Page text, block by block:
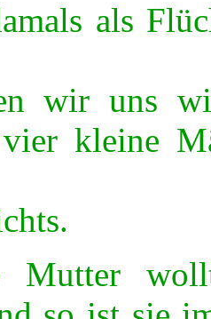
als
wir uns
kleine
Mutter